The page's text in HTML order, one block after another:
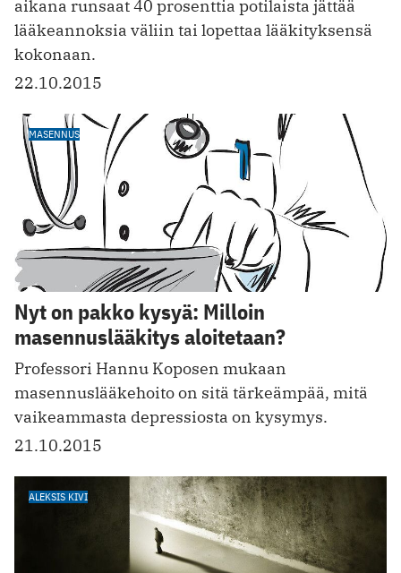
aikana runsaat 40 prosenttia potilaista jättää
lääkeannoksia väliin tai lopettaa lääkityksensä
kokonaan.
22.10.2015
MASENNUS
Nyt on pakko kysyä: Milloin
masennuslääkitys aloitetaan?
Professori Hannu Koposen mukaan
masennuslääkehoito on sitä tärkeämpää, mitä
vaikeammasta depressiosta on kysymys.
21.10.2015
ALEKSIS KIVI